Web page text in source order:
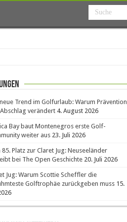
Trend im Golfurlaub: Warum Prävention
verändert 4. August 2026
Bay baut Montenegros erste Golf-
weiter aus 23. Juli 2026
85. Platz zur Claret Jug: Neuseeländer
bei The Open Geschichte 20. Juli 2026
Jug: Warum Scottie Scheffler die
Golftrophäe zurückgeben muss 15.